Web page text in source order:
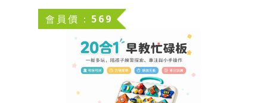
會員價：569